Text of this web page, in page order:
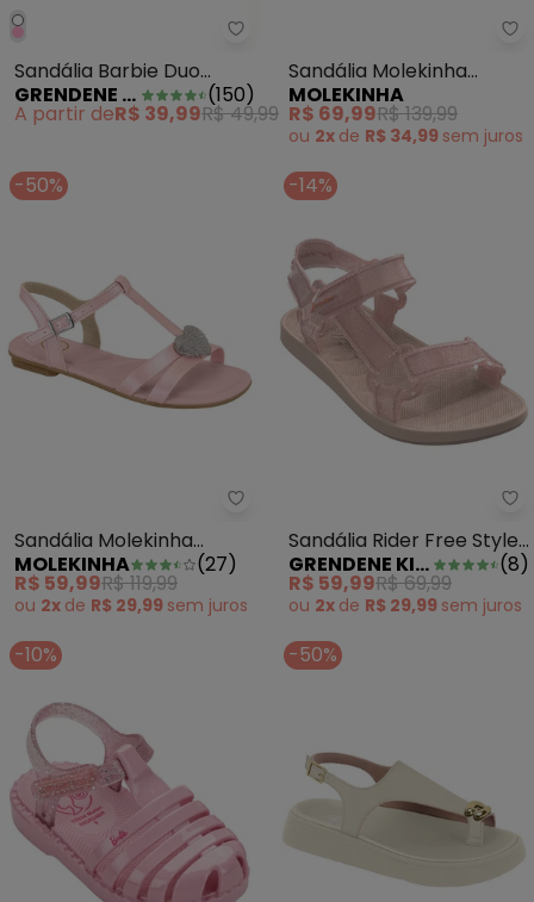
Grendene Kids - Sandália
Sandália Barbie Duo
Aranha Rosa
GRENDENE KIDS (150)
A partir deR$ 39,99R$ 49,99
Sandália Molekinha
(Preta)
MOLEKINHA
R$ 69,99R$ 139,99
ou 2x de R$ 34,99 sem juros
-50%
Sandália Molekinha (Rosa)
Sandália Molekinha
(Rosa)
MOLEKINHA (27)
R$ 59,99R$ 119,99
ou 2x de R$ 29,99 sem juros
-14%
Sandália Rider Free Style
Rosa
GRENDENE KIDS (8)
R$ 59,99R$ 69,99
ou 2x de R$ 29,99 sem juros
-10% -50%